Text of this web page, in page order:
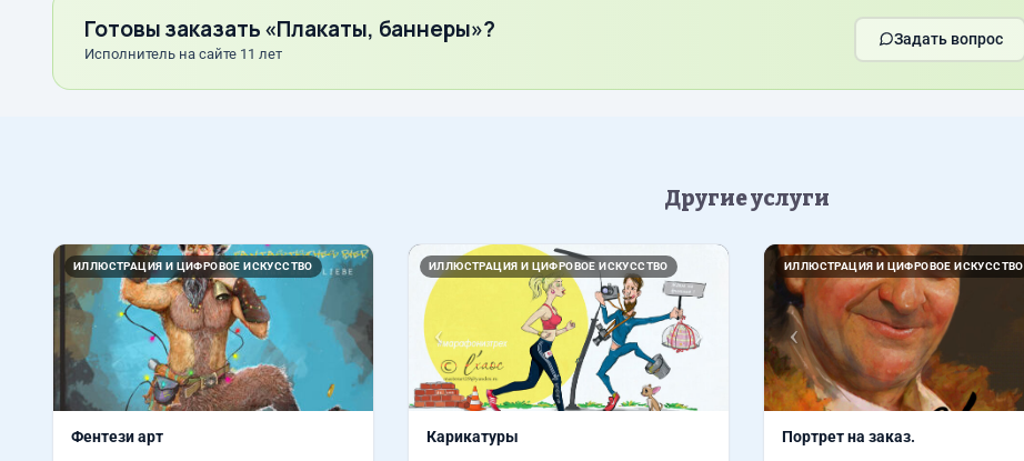
Готовы заказать «Плакаты, баннеры»?
Исполнитель на сайте 11 лет
Задать вопрос
Другие услуги
ИЛЛЮСТРАЦИЯ И ЦИФРОВОЕ ИСКУССТВО
Фентези арт
ИЛЛЮСТРАЦИЯ И ЦИФРОВОЕ ИСКУССТВО
Назад Вперед
Карикатуры
ИЛЛЮСТРАЦИЯ И ЦИФРОВОЕ ИСКУССТВО
Назад
Портрет на заказ.